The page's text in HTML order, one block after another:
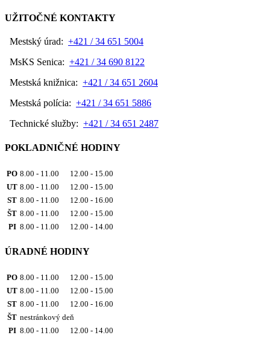
UŽITOČNÉ KONTAKTY
Mestský úrad: +421 / 34 651 5004
MsKS Senica: +421 / 34 690 8122
Mestská knižnica: +421 / 34 651 2604
Mestská polícia: +421 / 34 651 5886
Technické služby: +421 / 34 651 2487
POKLADNIČNÉ HODINY
PO 8.00 - 11.00 12.00 - 15.00
UT 8.00 - 11.00 12.00 - 15.00
ST 8.00 - 11.00 12.00 - 16.00
ŠT 8.00 - 11.00 12.00 - 15.00
PI 8.00 - 11.00 12.00 - 14.00
ÚRADNÉ HODINY
PO 8.00 - 11.00 12.00 - 15.00
UT 8.00 - 11.00 12.00 - 15.00
ST 8.00 - 11.00 12.00 - 16.00
ŠT nestránkový deň
PI 8.00 - 11.00 12.00 - 14.00